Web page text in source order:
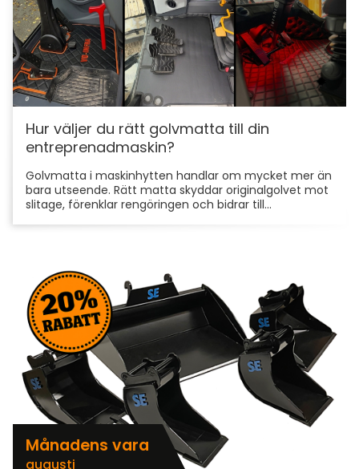
Hur väljer du rätt golvmatta till din
entreprenadmaskin?
Golvmatta i maskinhytten handlar om mycket mer än
bara utseende. Rätt matta skyddar originalgolvet mot
slitage, förenklar rengöringen och bidrar till...
Månadens vara
augusti